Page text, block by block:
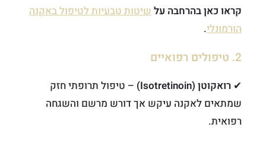
קראו כאן בהרחבה עלשיטות טבעיות לטיפול באקנה
הורמונלי.
2. טיפולים רפואיים
✔רואקוטן (Isotretinoin)
– טיפול תרופתי חזק
שמתאים לאקנה עיקש אך דורש מרשם והשגחה
רפואית.